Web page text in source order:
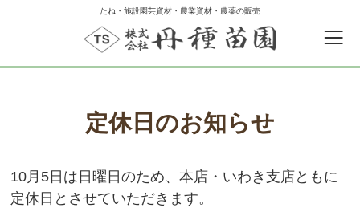
たね・施設園芸資材・農業資材・農薬の販売
カートの中
定休日のお知らせ
10月5日は日曜日のため、本店・いわき支店ともに
定休日とさせていただきます。